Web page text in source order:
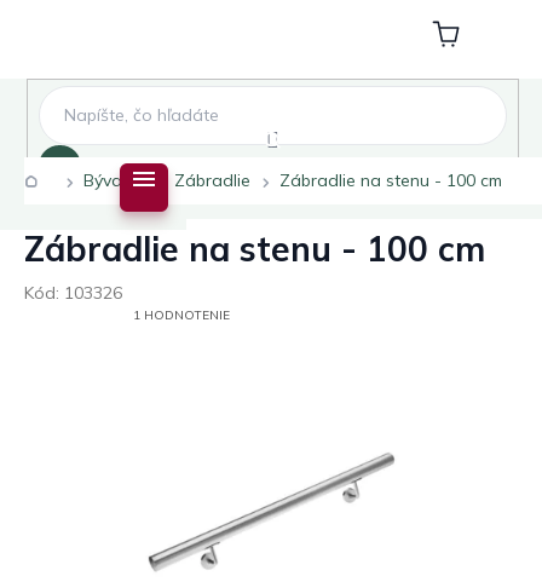
Nákupný
košík
Domov
Bývanie Zábradlie Zábradlie na stenu - 100 cm
Zábradlie na stenu - 100 cm
Kód: 103326
PRIEMERNÉ1 HODNOTENIE